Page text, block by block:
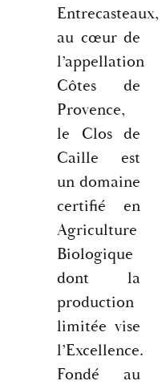
Entrecasteaux,
au cœur de
l’appellation
Côtes de
Provence,
le Clos de
Caille est
un domaine
certifié en
Agriculture
Biologique
dont la
production
limitée vise
l’Excellence.
Fondé au